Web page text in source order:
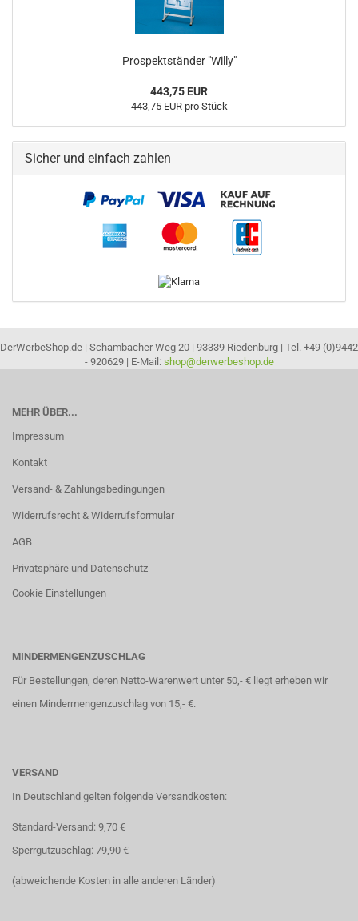
Prospektständer "Willy"
443,75 EUR
443,75 EUR pro Stück
Sicher und einfach zahlen
DerWerbeShop.de | Schambacher Weg 20 | 93339 Riedenburg | Tel. +49 (0)9442
- 920629 | E-Mail: shop@derwerbeshop.de
MEHR ÜBER...
Impressum
Kontakt
Versand- & Zahlungsbedingungen
Widerrufsrecht & Widerrufsformular
AGB
Privatsphäre und Datenschutz
Cookie Einstellungen
MINDERMENGENZUSCHLAG
Für Bestellungen, deren Netto-Warenwert unter 50,- € liegt erheben wir
einen Mindermengenzuschlag von 15,- €.
VERSAND
In Deutschland gelten folgende Versandkosten:
Standard-Versand: 9,70 €
Sperrgutzuschlag: 79,90 €
(abweichende Kosten in alle anderen Länder)